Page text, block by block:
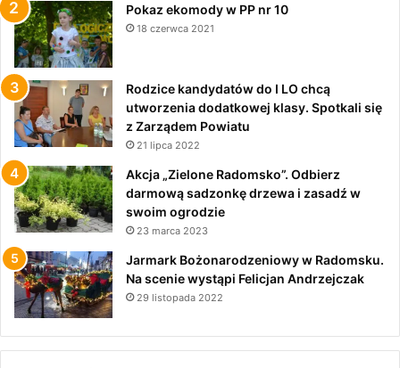
Pokaz ekomody w PP nr 10
18 czerwca 2021
Rodzice kandydatów do I LO chcą
utworzenia dodatkowej klasy. Spotkali się
z Zarządem Powiatu
21 lipca 2022
Akcja „Zielone Radomsko”. Odbierz
darmową sadzonkę drzewa i zasadź w
swoim ogrodzie
23 marca 2023
Jarmark Bożonarodzeniowy w Radomsku.
Na scenie wystąpi Felicjan Andrzejczak
29 listopada 2022